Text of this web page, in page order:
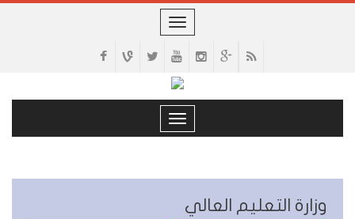
Toggle
Toggle
navigation
وزارة التعليم العالي